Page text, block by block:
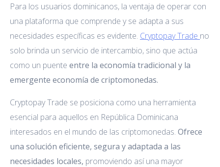
Para los usuarios dominicanos, la ventaja de operar con
una plataforma que comprende y se adapta a sus
necesidades específicas es evidente. Cryptopay Trade no
solo brinda un servicio de intercambio, sino que actúa
como un puente entre la economía tradicional y la
emergente economía de criptomonedas.
Cryptopay Trade se posiciona como una herramienta
esencial para aquellos en República Dominicana
interesados en el mundo de las criptomonedas. Ofrece
una solución eficiente, segura y adaptada a las
necesidades locales, promoviendo así una mayor